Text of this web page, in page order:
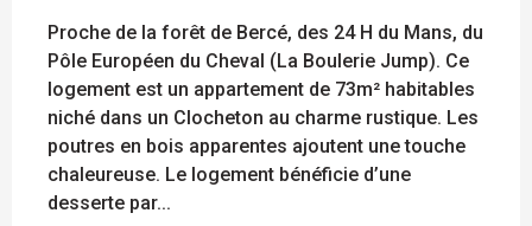
Proche de la forêt de Bercé, des 24 H du Mans, du
Pôle Européen du Cheval (La Boulerie Jump). Ce
logement est un appartement de 73m² habitables
niché dans un Clocheton au charme rustique. Les
poutres en bois apparentes ajoutent une touche
chaleureuse. Le logement bénéficie d’une
desserte par...